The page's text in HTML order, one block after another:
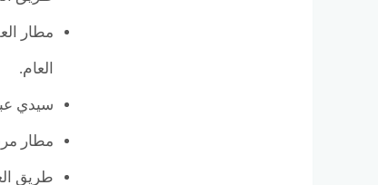
العام.
سيدي عبد الرحمن تبعد 79 كم: واحدة من أشهر
مطار مرسى مطروح على بعد
طريق العلمين الجديد يبعد 91